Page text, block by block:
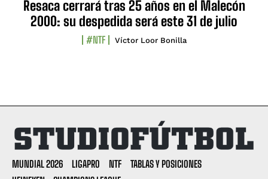
Resaca cerrará tras 25 años en el Malecón
2000: su despedida será este 31 de julio
#NTF Víctor Loor Bonilla
MUNDIAL 2026 LIGAPRO NTF
TABLAS Y POSICIONES